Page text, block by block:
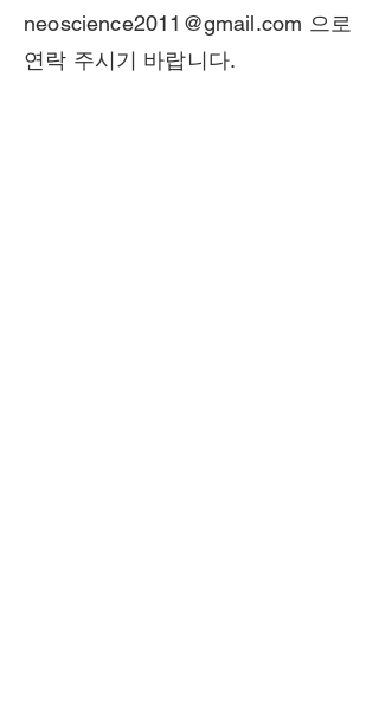
neoscience2011@gmail.com 으로
연락 주시기 바랍니다.